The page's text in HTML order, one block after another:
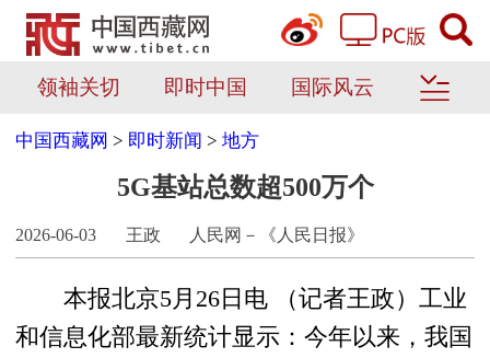
领袖关切 即时中国 国际风云
中国西藏网 > 即时新闻 >地方
5G基站总数超500万个
2026-06-03 王政 人民网－《人民日报》
本报北京5月26日电 （记者王政）工业
和信息化部最新统计显示：今年以来，我国